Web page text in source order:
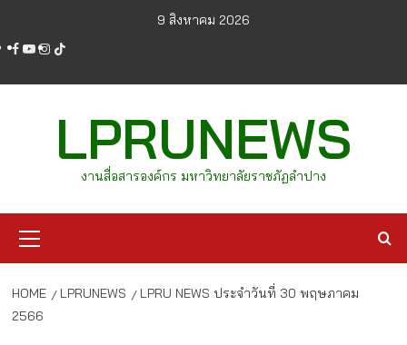
content
9 สิงหาคม 2026
facebook
youtube
instagram
tiktok
LPRUNEWS
งานสื่อสารองค์กร มหาวิทยาลัยราชภัฏลำปาง
Menu
HOME LPRUNEWS
LPRU NEWS ประจำวันที่ 30 พฤษภาคม
2566